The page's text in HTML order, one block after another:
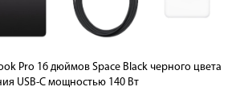
Pro 16 дюймов Space Black черного цвета
USB-C мощностью 140 Вт